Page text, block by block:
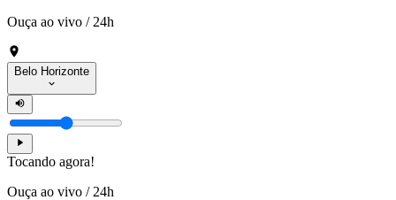
Ouça ao vivo / 24h
Belo Horizonte
Tocando agora!
Ouça ao vivo / 24h